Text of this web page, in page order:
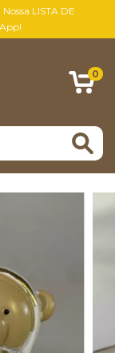
LISTA DE
0